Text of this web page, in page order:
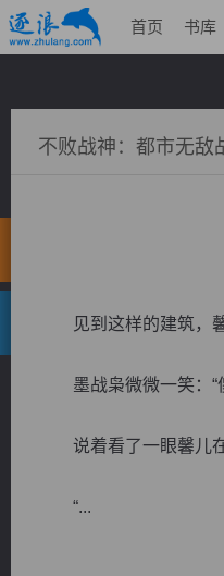
首页 书库
不败战神：都市无敌
见到这样的建筑，馨
墨战枭微微一笑：“
说着看了一眼馨儿在
“...